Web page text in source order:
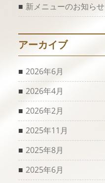
新メニューのお知らせ
アーカイブ
2026年6月
2026年4月
2026年2月
2025年11月
2025年8月
2025年6月